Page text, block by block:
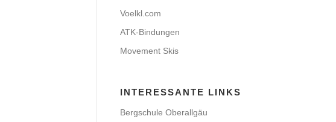
Voelkl.com
ATK-Bindungen
Movement Skis
INTERESSANTE LINKS
Bergschule Oberallgäu